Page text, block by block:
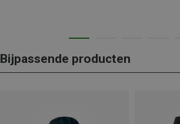
Bijpassende producten